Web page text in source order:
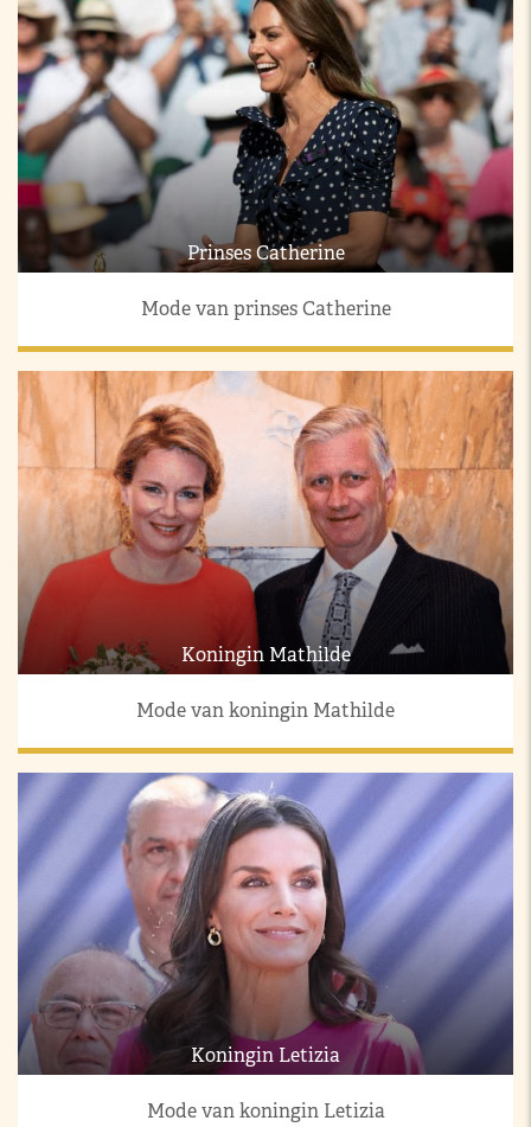
Prinses Catherine
Mode van prinses Catherine
Koningin Mathilde
Mode van koningin Mathilde
Koningin Letizia
Mode van koningin Letizia